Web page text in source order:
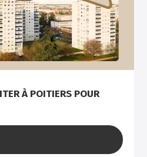
À POITIERS POUR